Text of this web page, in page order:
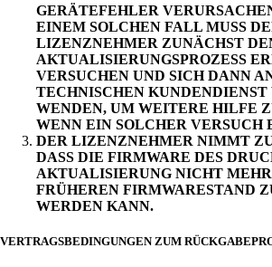
GERÄTEFEHLER
EINEM SOLCHEN FALL MUSS
LIZENZNEHMER ZUNÄCHST
AKTUALISIERUNGSPROZESS
VERSUCHEN UND SICH DANN
TECHNISCHEN
WENDEN, UM WEITERE HILFE
WENN EIN SOLCHER VERSUCH
DER LIZENZNEHMER NIMMT
DASS DIE FIRMWARE DES
AKTUALISIERUNG NICHT
FRÜHEREN FIRMWARESTAND
WERDEN KANN.
VERTRAGSBEDINGUNGEN ZUM